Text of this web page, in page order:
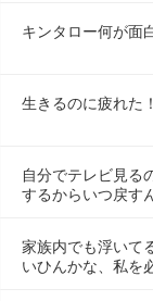
キンタロー何が面
生きるのに疲れた
自分でテレビ見る
するからいつ戻す
家族内でも浮いて
いひんかな、私を